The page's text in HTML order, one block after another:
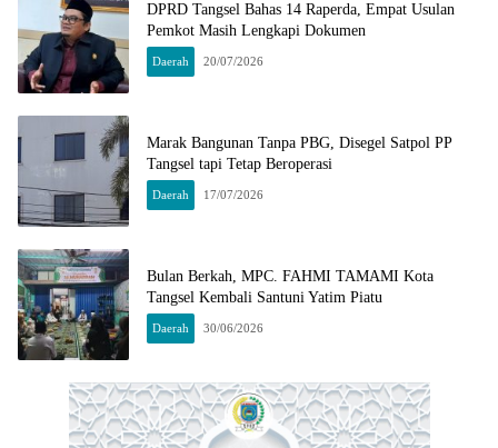
DPRD Tangsel Bahas 14 Raperda, Empat Usulan
Pemkot Masih Lengkapi Dokumen
Daerah 20/07/2026
Marak Bangunan Tanpa PBG, Disegel Satpol PP
Tangsel tapi Tetap Beroperasi
Daerah 17/07/2026
Bulan Berkah, MPC. FAHMI TAMAMI Kota
Tangsel Kembali Santuni Yatim Piatu
Daerah 30/06/2026